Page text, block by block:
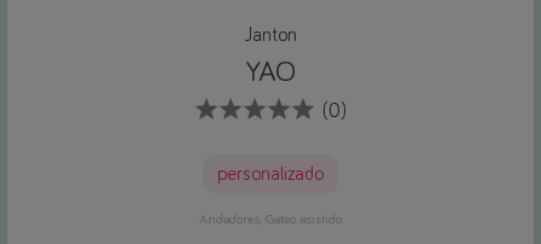
Janton
YAO
(0)
personalizado
Andadores Gateo asistido